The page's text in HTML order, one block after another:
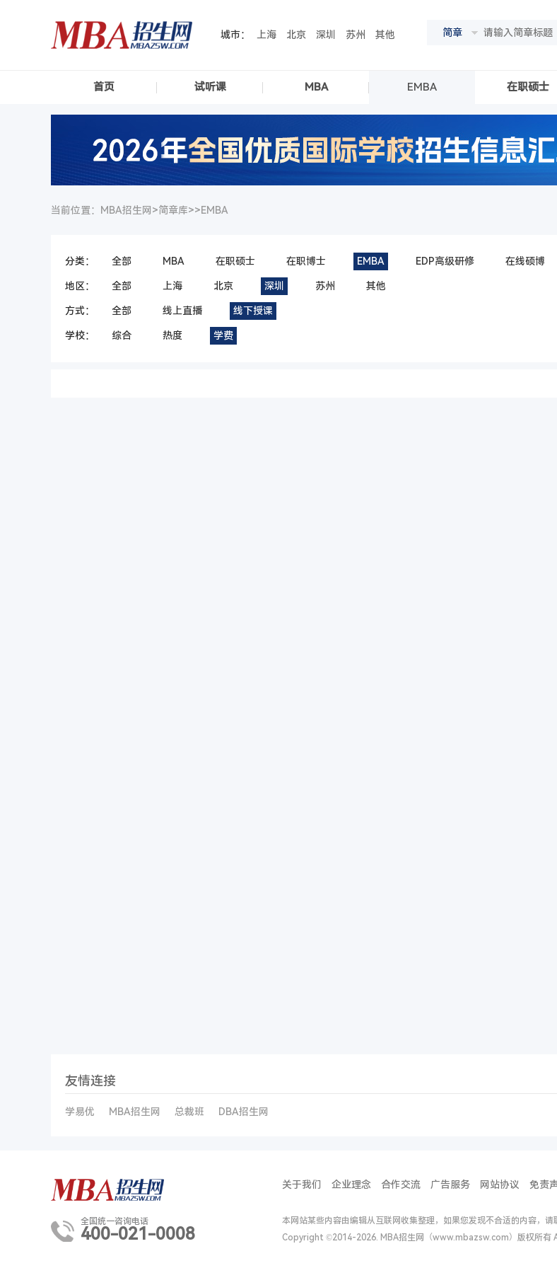
城市： 上海 北京 深圳 苏州 其他 简章
首页 试听课 MBA EMBA 在职硕士
当前位置：MBA招生网>简章库>>EMBA
分类： 全部 MBA 在职硕士 在职博士 EMBA EDP高级研修 在线硕博
地区： 全部 上海 北京 深圳 苏州 其他
方式： 全部 线上直播 线下授课
学校： 综合 热度 学费
友情连接
学易优 MBA招生网 总裁班 DBA招生网
全国统一咨询电话
400-021-0008
关于我们 企业理念 合作交流 广告服务 网站协议 免责
本网站某些内容由编辑从互联网收集整理，如果您发现不合适的内容，请
Copyright ©2014-2026. MBA招生网（www.mbazsw.com）版权所有